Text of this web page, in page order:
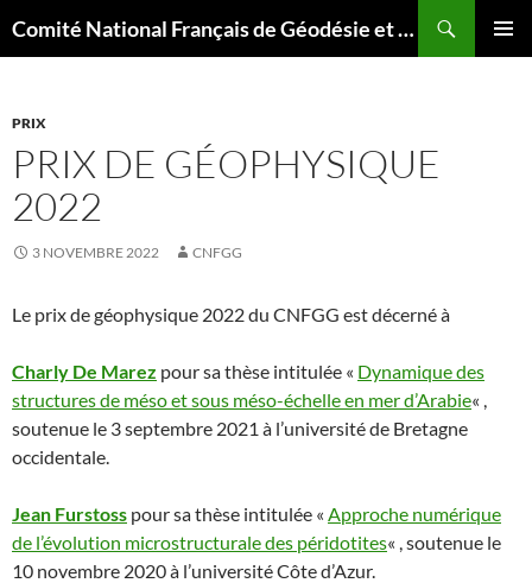
au
Comité National Français de Géodésie et Géophysique
PRIX
PRIX DE GÉOPHYSIQUE
2022
3 NOVEMBRE 2022 CNFGG
Le prix de géophysique 2022 du CNFGG est décerné à
Charly De Marez pour sa thèse intitulée « Dynamique des
structures de méso et sous méso-échelle en mer d’Arabie« ,
soutenue le 3 septembre 2021 à l’université de Bretagne
occidentale.
Jean Furstoss pour sa thèse intitulée « Approche numérique
de l’évolution microstructurale des péridotites« , soutenue le
10 novembre 2020 à l’université Côte d’Azur.